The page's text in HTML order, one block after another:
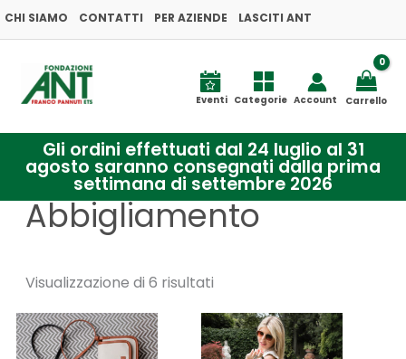
Vai
al
contenuto
CHI SIAMO CONTATTI PER AZIENDE LASCITI ANT
Eventi Categorie Account Carrello
Gli ordini effettuati dal 24 luglio al 31
agosto saranno consegnati dalla prima
settimana di settembre 2026
Abbigliamento
Visualizzazione di 6 risultati
in
base
recente
Questo
prodotto
Questo
prodotto